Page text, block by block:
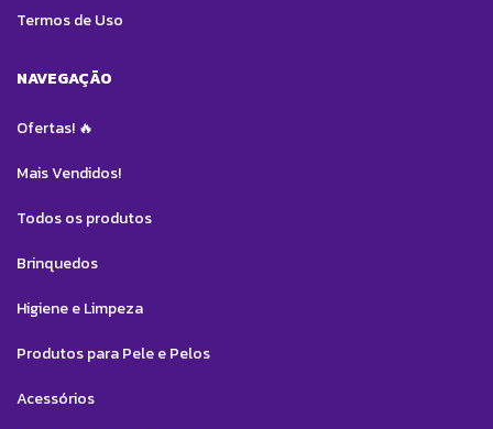
Termos de Uso
NAVEGAÇÃO
Ofertas! 🔥
Mais Vendidos!
Todos os produtos
Brinquedos
Higiene e Limpeza
Produtos para Pele e Pelos
Acessórios